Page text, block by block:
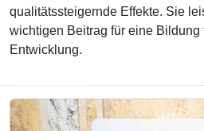
qualitätssteigernde Effekte. Sie
wichtigen Beitrag für eine
Entwicklung.